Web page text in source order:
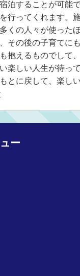
泊することが可能
行ってくれます。
くの人々が使った
その後の子育てに
抱えるものでして
楽しい人生が待っ
とに戻して、楽し
ー